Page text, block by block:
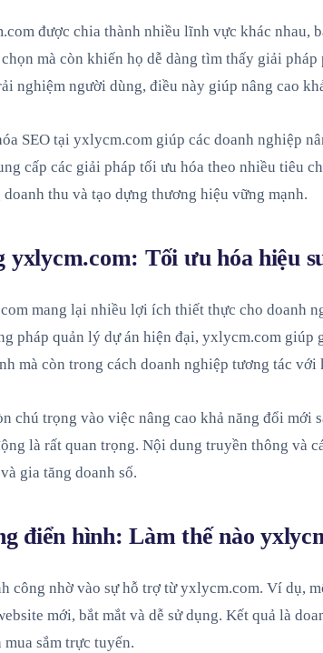
được chia thành nhiều lĩnh vực khác nhau,
mà còn khiến họ dễ dàng tìm thấy giải
nghiệm người dùng, điều này giúp nâng cao
SEO tại yxlycm.com giúp các doanh nghiệp
cấp các giải pháp tối ưu hóa theo nhiều tiêu
thu và tạo dựng thương hiệu vững mạnh.
yxlycm.com: Tối ưu hóa hiệu
mang lại nhiều lợi ích thiết thực cho doanh
pháp quản lý dự án hiện đại, yxlycm.com
mà còn trong cách doanh nghiệp tương tác với
chú trọng vào việc nâng cao khả năng đổi
là rất quan trọng. Nội dung truyền thông và
gia tăng doanh số.
điển hình: Làm thế nào
công nhờ vào sự hỗ trợ từ yxlycm.com. Ví dụ,
mới, bắt mắt và dễ sử dụng. Kết quả là
sắm trực tuyến.